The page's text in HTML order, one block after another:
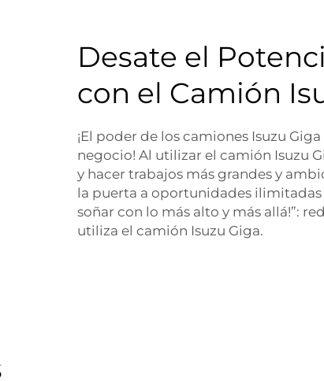
Desate el
con el Camión
¡El poder de los camiones Isuzu
negocio! Al utilizar el camión Isuzu
y hacer trabajos más grandes y
la puerta a oportunidades ilimitadas
soñar con lo más alto y más allá!”:
utiliza el camión Isuzu Giga.